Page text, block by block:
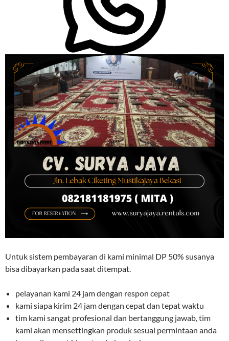
Untuk sistem pembayaran di kami minimal DP 50% susanya
bisa dibayarkan pada saat ditempat.
pelayanan kami 24 jam dengan respon cepat
kami siapa kirim 24 jam dengan cepat dan tepat waktu
tim kami sangat profesional dan bertanggung jawab, tim
kami akan mensettingkan produk sesuai permintaan anda